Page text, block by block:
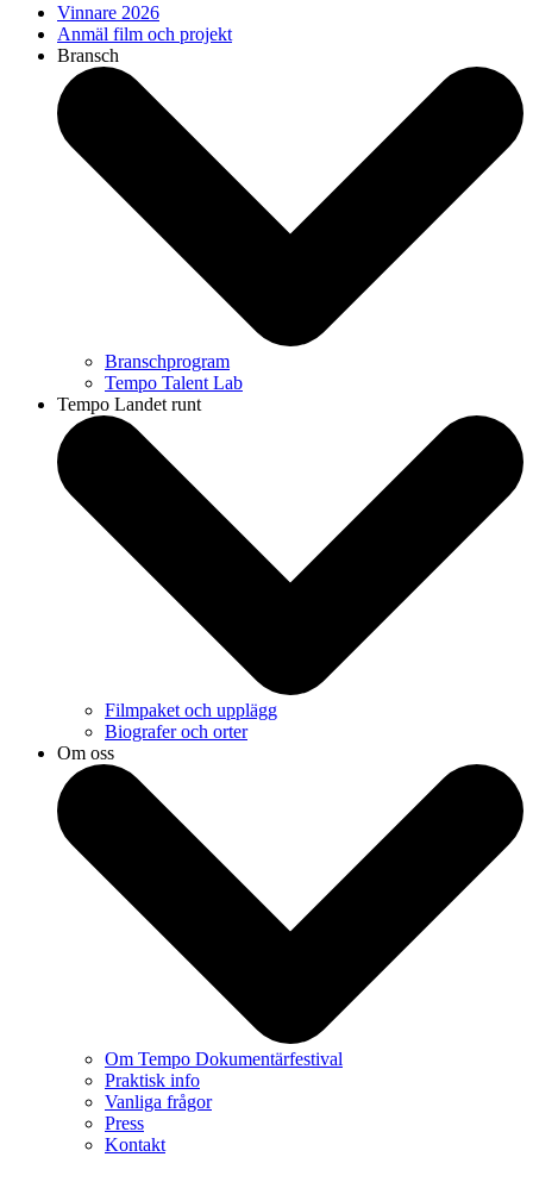
Vinnare 2026
Anmäl film och projekt
Bransch
Branschprogram
Tempo Talent Lab
Tempo Landet runt
Filmpaket och upplägg
Biografer och orter
Om oss
Om Tempo Dokumentärfestival
Praktisk info
Vanliga frågor
Press
Kontakt